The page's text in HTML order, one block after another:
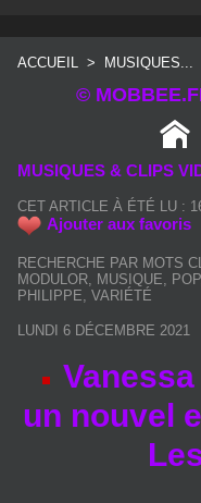
ACCUEIL > MUSIQUES...
©
MUSIQUES & CLIPS
CET ARTICLE À ÉTÉ LU :
Ajouter aux favoris
RECHERCHE PAR MOTS
MODULOR MUSIQUE POP,
PHILIPPE VARIÉTÉ
LUNDI 6 DÉCEMBRE 2021
un nouvel